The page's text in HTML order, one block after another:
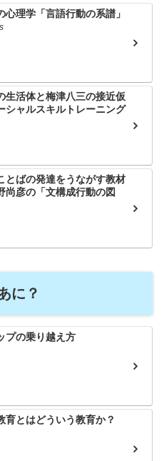
心理学「言語行動の系譜」
生活体と梅津八三の接近仮
シャルスキルトレーニング
とばの発達をうながす教材
尚彦の「文構成行動の図
に？
プの乗り越え方
育とはどういう教育か？